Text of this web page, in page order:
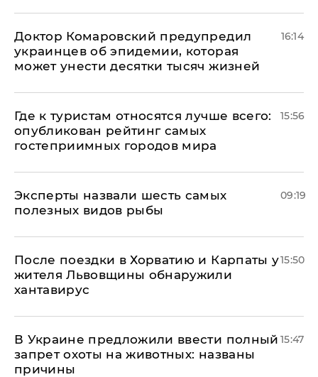
Доктор Комаровский предупредил
украинцев об эпидемии, которая
может унести десятки тысяч жизней
16:14
Где к туристам относятся лучше всего:
опубликован рейтинг самых
гостеприимных городов мира
15:56
Эксперты назвали шесть самых
полезных видов рыбы
09:19
После поездки в Хорватию и Карпаты у
жителя Львовщины обнаружили
хантавирус
15:50
В Украине предложили ввести полный
запрет охоты на животных: названы
причины
15:47